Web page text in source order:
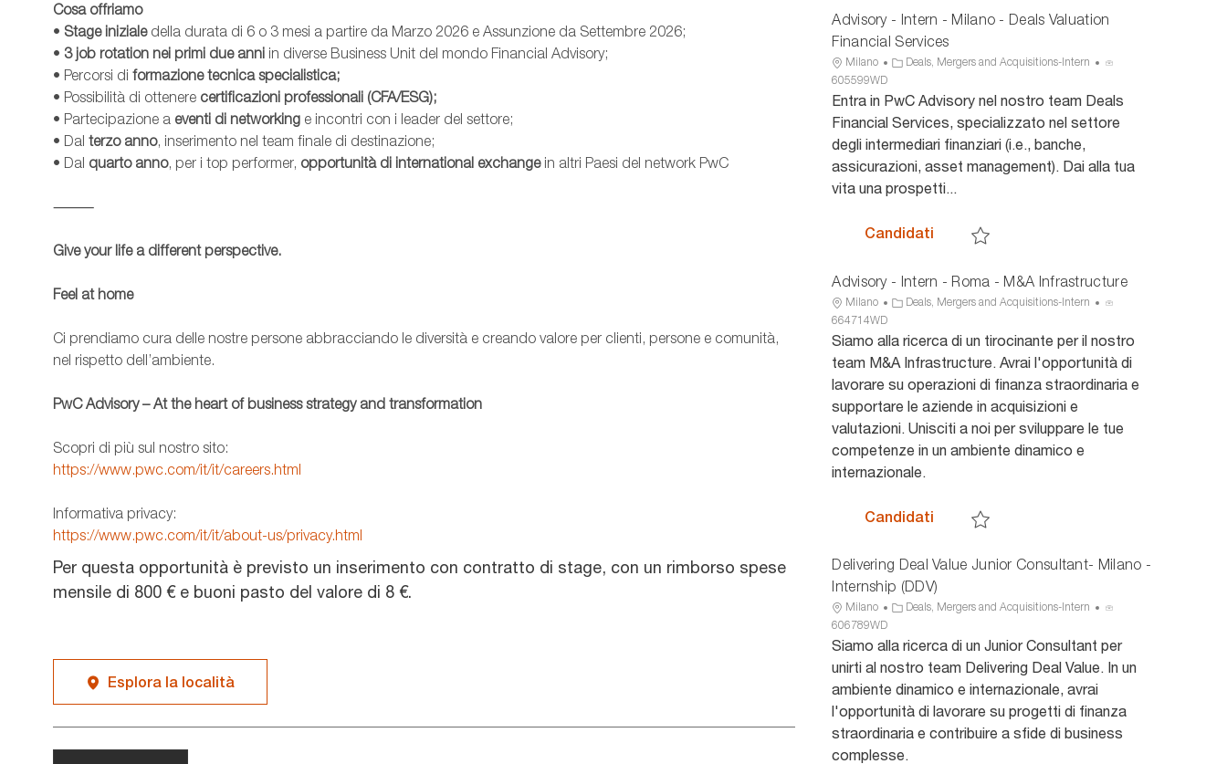
Cosa offriamo
• Stage inizialedella durata di 6 o 3 mesi a partire da Marzo 2026 e Assunzione da Settembre 2026;
• 3 job rotation nei primi due anni in diverse Business Unit del mondo Financial Advisory;
• Percorsi di formazione tecnica specialistica;
• Possibilità di ottenere certificazioni professionali (CFA/ESG);
• Partecipazione a eventi di networking e incontri con i leader del settore;
• Dal terzo anno, inserimento nel team finale di destinazione;
• Dal quarto anno, per i top performer, opportunità di international exchangein altri Paesi del network PwC
⸻
Give your life a different perspective.
Feel at home
Ci prendiamo cura delle nostre persone abbracciando le diversità e creando valore per clienti, persone e comunità,
nel rispetto dell’ambiente.
PwC Advisory – At the heart of business strategy and transformation
Scopri di più sul nostro sito:
https://www.pwc.com/it/it/careers.html
Informativa privacy:
https://www.pwc.com/it/it/about-us/privacy.html
Per questa opportunità è previsto un inserimento con contratto di stage, con un rimborso spese
mensile di 800 € e buoni pasto del valore di 8 €.
Esplora la località
Advisory - Intern - Milano - Deals Valuation
Financial Services
U
b
i
c
z
i
o
Milano
C
t
e
o
r
i
Deals, Mergers and Acquisitions-Intern
I
a
n
605599WD
Entra in PwC Advisory nel nostro team Deals
Financial Services, specializzato nel settore
degli intermediari finanziari (i.e., banche,
assicurazioni, asset management). Dai alla tua
vita una prospetti...
Candidati Advisory - Intern - Milano - Deals
Advisory - Intern - Roma - M&A Infrastructure
U
b
i
c
z
i
o
n
e
Milano
C
t
e
o
r
i
a
Deals, Mergers and Acquisitions-Intern
I
a
n
u
c
664714WD
Siamo alla ricerca di un tirocinante per il nostro
team M&A Infrastructure. Avrai l'opportunità di
lavorare su operazioni di finanza straordinaria e
supportare le aziende in acquisizioni e
valutazioni. Unisciti a noi per sviluppare le tue
competenze in un ambiente dinamico e
internazionale.
Candidati Advisory - Intern - Roma - M&A
Delivering Deal Value Junior Consultant- Milano -
Internship (DDV)
U
b
i
z
i
o
n
Milano
C
t
o
r
i
a
Deals, Mergers and Acquisitions-Intern
I
a
n
n
c
606789WD
Siamo alla ricerca di un Junior Consultant per
unirti al nostro team Delivering Deal Value. In un
ambiente dinamico e internazionale, avrai
l'opportunità di lavorare su progetti di finanza
straordinaria e contribuire a sfide di business
complesse.